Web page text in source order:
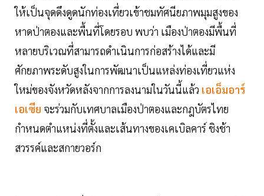
ให้เป็นจุดดึงดูดนักท่องเที่ยวเข้าชมทัศนียภาพมุมสูงของ
หาดป่าตองและพื้นที่โดยรอบ พบว่า เมืองป่าตองมีพื้นที่
หลายบริเวณที่สามารถดำเนินการก่อสร้างได้และมี
ศักยภาพระดับสูงในการพัฒนาเป็นแหล่งท่องเที่ยวแห่ง
ใหม่ของจังหวัดหลังจากการลงนามในวันนี้แล้ว เอเอ็มอาร์
เอเซีย จะร่วมกับเทศบาลเมืองป่าตองและกฎบัตรไทย
กำหนดตำแหน่งที่ตั้งและเส้นทางของเคเบิลคาร์ ชิงช้า
สวรรค์และสกายวอร์ก